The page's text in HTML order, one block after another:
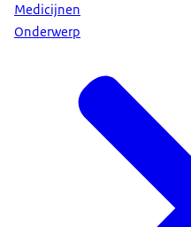
Medicijnen
Onderwerp